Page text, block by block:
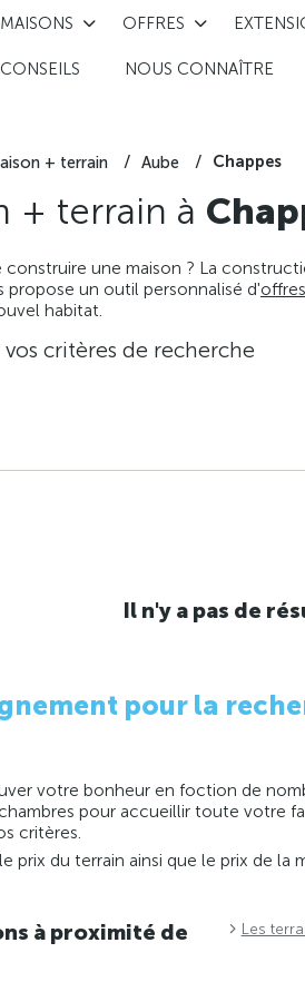
MAISONS OFFRES
CONSEILS NOUS CONNAÎTRE
+ terrain Aube Chappes
+ terrain à
une maison ? La
propose un outil personnalisé d'
habitat.
critères de recherche
Il n'y a pas de
pour la
votre bonheur en foction de
pour accueillir toute votre
critères.
prix du terrain ainsi que le prix de
à proximité de
Les